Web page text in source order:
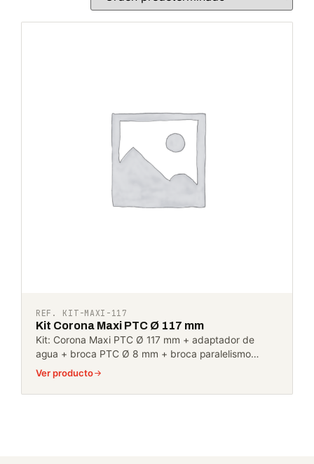
REF. KIT-MAXI-117
Kit Corona Maxi PTC Ø 117 mm
Kit: Corona Maxi PTC Ø 117 mm + adaptador de
agua + broca PTC Ø 8 mm + broca paralelismo…
Ver producto